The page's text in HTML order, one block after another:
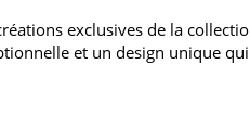
exclusives de la
et un design unique